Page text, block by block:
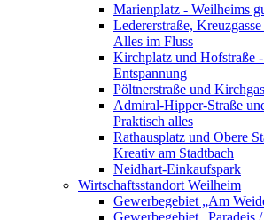
Marienplatz - Weilheims
Ledererstraße,
Alles im Fluss
Kirchplatz und Hofstraße
Entspannung
Pöltnerstraße und
Admiral-Hipper-Straße
Praktisch alles
Rathausplatz und Obere
Kreativ am Stadtbach
Neidhart-Einkaufspark
Wirtschaftsstandort Weilheim
Gewerbegebiet „Am
Gewerbegebiet „Paradeis